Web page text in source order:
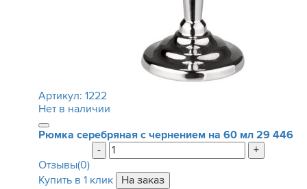
Артикул: 1222
Нет в наличии
Рюмка серебряная с чернением на 60 мл 29 446
-
+
Отзывы(0)
Купить в 1 клик